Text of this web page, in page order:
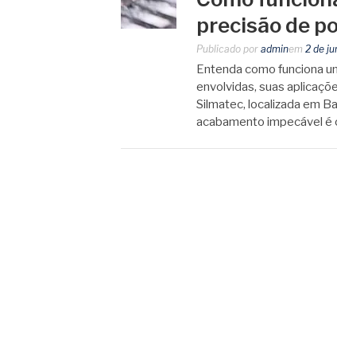
precisão de
Publicado por adminem 2 de
Entenda como funciona
envolvidas, suas
Silmatec, localizada em
acabamento impecável é